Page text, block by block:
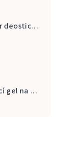
Old Spice Whitewater deostick 50 ml
Uriage Osvěžující mycí gel na intimní hygienu Gyn Phy Refreshing Gel Intimate Hygiene 500 ml